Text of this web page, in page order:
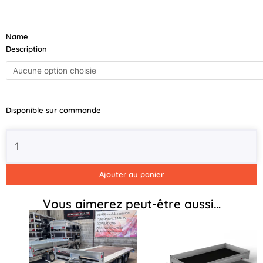
Name
Description
Disponible sur commande
de
BRIAN
JAMES
TRAILERS
3500kg
Ajouter au panier
Vous aimerez peut-être aussi…